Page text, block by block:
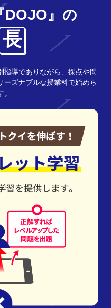
DOJO』の
長
指導でありながら、採点や問
ーズナブルな授業料で始めら